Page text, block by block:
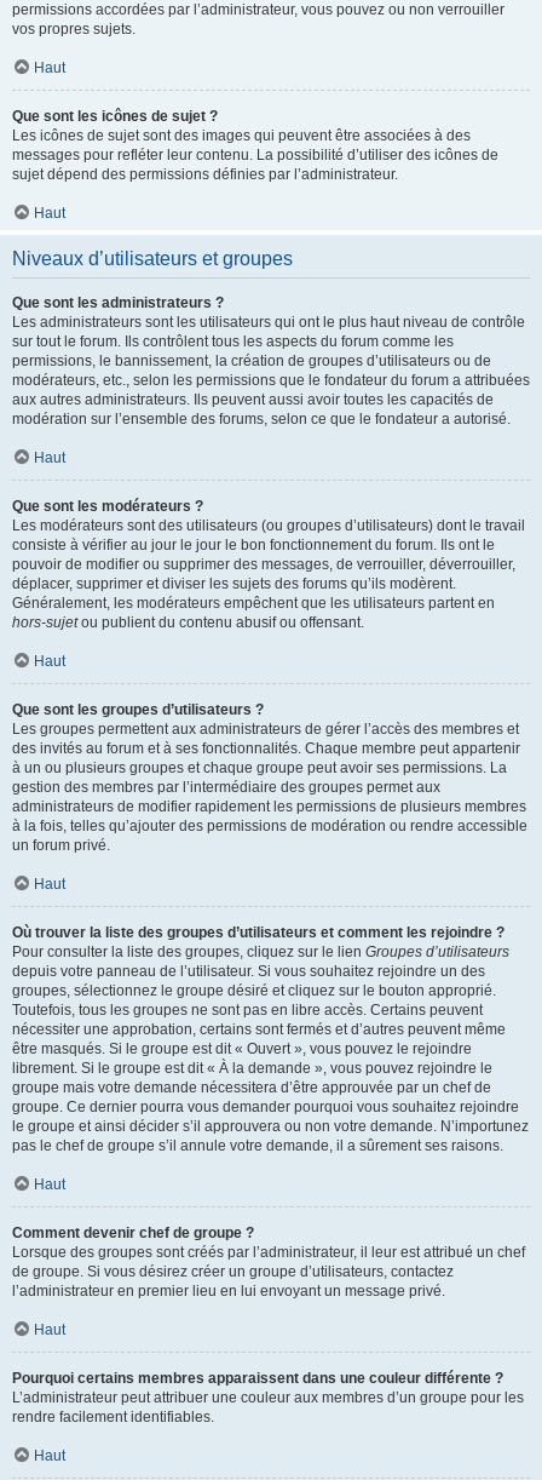
permissions accordées par l’administrateur, vous pouvez ou non verrouiller
vos propres sujets.
Haut
Que sont les icônes de sujet ?
Les icônes de sujet sont des images qui peuvent être associées à des
messages pour refléter leur contenu. La possibilité d’utiliser des icônes de
sujet dépend des permissions définies par l’administrateur.
Haut
Niveaux d’utilisateurs et groupes
Que sont les administrateurs ?
Les administrateurs sont les utilisateurs qui ont le plus haut niveau de contrôle
sur tout le forum. Ils contrôlent tous les aspects du forum comme les
permissions, le bannissement, la création de groupes d’utilisateurs ou de
modérateurs, etc., selon les permissions que le fondateur du forum a attribuées
aux autres administrateurs. Ils peuvent aussi avoir toutes les capacités de
modération sur l’ensemble des forums, selon ce que le fondateur a autorisé.
Haut
Que sont les modérateurs ?
Les modérateurs sont des utilisateurs (ou groupes d’utilisateurs) dont le travail
consiste à vérifier au jour le jour le bon fonctionnement du forum. Ils ont le
pouvoir de modifier ou supprimer des messages, de verrouiller, déverrouiller,
déplacer, supprimer et diviser les sujets des forums qu’ils modèrent.
Généralement, les modérateurs empêchent que les utilisateurs partent en
hors-sujetou publient du contenu abusif ou offensant.
Haut
Que sont les groupes d’utilisateurs ?
Les groupes permettent aux administrateurs de gérer l’accès des membres et
des invités au forum et à ses fonctionnalités. Chaque membre peut appartenir
à un ou plusieurs groupes et chaque groupe peut avoir ses permissions. La
gestion des membres par l’intermédiaire des groupes permet aux
administrateurs de modifier rapidement les permissions de plusieurs membres
à la fois, telles qu’ajouter des permissions de modération ou rendre accessible
un forum privé.
Haut
Où trouver la liste des groupes d’utilisateurs et comment les rejoindre ?
Pour consulter la liste des groupes, cliquez sur le lien Groupes d’utilisateurs
depuis votre panneau de l’utilisateur. Si vous souhaitez rejoindre un des
groupes, sélectionnez le groupe désiré et cliquez sur le bouton approprié.
Toutefois, tous les groupes ne sont pas en libre accès. Certains peuvent
nécessiter une approbation, certains sont fermés et d’autres peuvent même
être masqués. Si le groupe est dit « Ouvert », vous pouvez le rejoindre
librement. Si le groupe est dit « À la demande », vous pouvez rejoindre le
groupe mais votre demande nécessitera d’être approuvée par un chef de
groupe. Ce dernier pourra vous demander pourquoi vous souhaitez rejoindre
le groupe et ainsi décider s’il approuvera ou non votre demande. N’importunez
pas le chef de groupe s’il annule votre demande, il a sûrement ses raisons.
Haut
Comment devenir chef de groupe ?
Lorsque des groupes sont créés par l’administrateur, il leur est attribué un chef
de groupe. Si vous désirez créer un groupe d’utilisateurs, contactez
l’administrateur en premier lieu en lui envoyant un message privé.
Haut
Pourquoi certains membres apparaissent dans une couleur différente ?
L’administrateur peut attribuer une couleur aux membres d’un groupe pour les
rendre facilement identifiables.
Haut